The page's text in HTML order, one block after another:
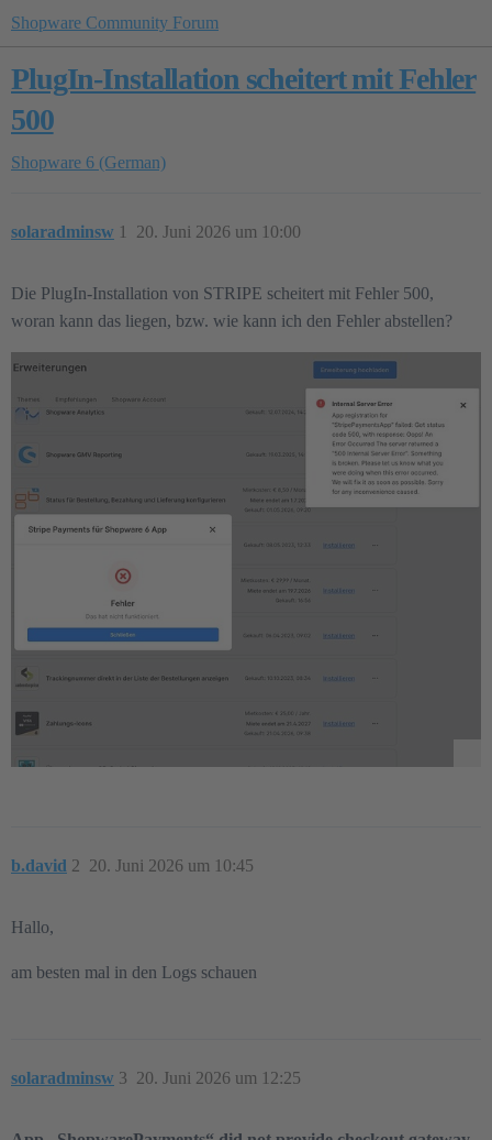
Shopware Community Forum
PlugIn-Installation scheitert mit Fehler
500
Shopware 6 (German)
solaradminsw 20. Juni 2026 um 10:00
1
Die PlugIn-Installation von STRIPE scheitert mit Fehler 500,
woran kann das liegen, bzw. wie kann ich den Fehler abstellen?
b.david 20. Juni 2026 um 10:45
2
Hallo,
am besten mal in den Logs schauen
solaradminsw 20. Juni 2026 um 12:25
3